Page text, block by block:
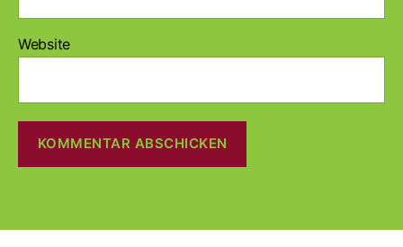
Website
t